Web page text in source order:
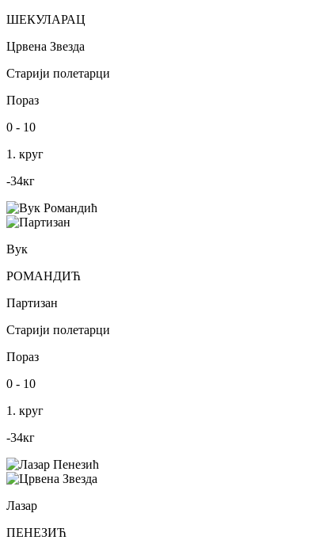
ШЕКУЛАРАЦ
Црвена Звезда
Старији полетарци
Пораз
0 - 10
1. круг
-34кг
Вук
РОМАНДИЋ
Партизан
Старији полетарци
Пораз
0 - 10
1. круг
-34кг
Лазар
ПЕНЕЗИЋ